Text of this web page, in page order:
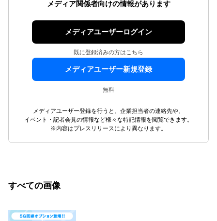
メディア関係者向けの情報があります
メディアユーザーログイン
既に登録済みの方はこちら
メディアユーザー新規登録
無料
メディアユーザー登録を行うと、企業担当者の連絡先や、
イベント・記者会見の情報など様々な特記情報を閲覧できます。
※内容はプレスリリースにより異なります。
すべての画像